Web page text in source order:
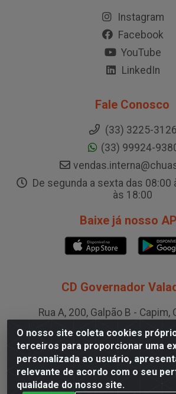
O nosso site coleta cookies
terceiros para proporcionar uma
personalizada ao usuário,
relevante de acordo com o seu
qualidade do nosso site.
Instagram
Facebook
YouTube
LinkedIn
Fale Conosco
(33) 3225-3126
(33) 99924-
De segunda a sexta das 08:00
às 18:00
Baixe já nosso
CD Governador
Rua A, 200, Galpão B - Capim,
CNPJ 19.199.702/
CD Juiz de Fora